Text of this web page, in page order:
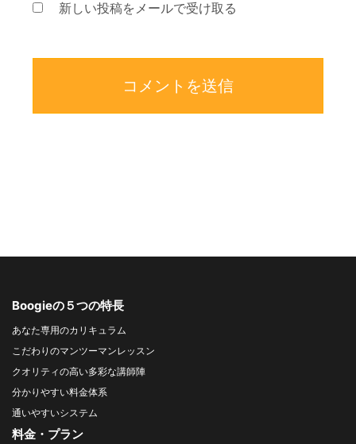
新しい投稿をメールで受け取る
Boogieの５つの特長
あなた専用のカリキュラム
こだわりのマンツーマンレッスン
クオリティの高い多彩な講師陣
分かりやすい料金体系
通いやすいシステム
料金・プラン